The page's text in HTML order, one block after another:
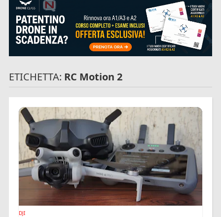
ETICHETTA: RC Motion 2
DJI